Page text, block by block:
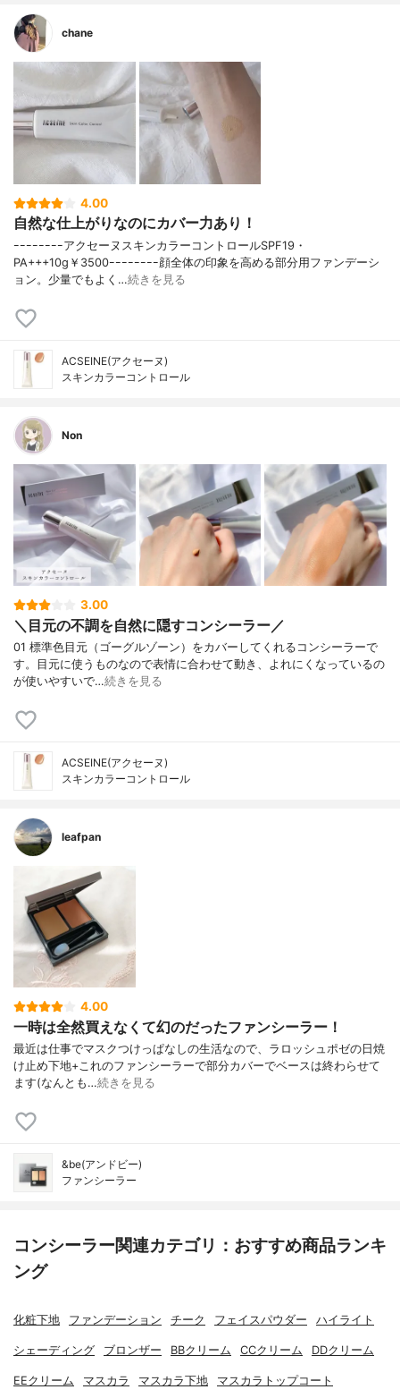
chane
4.00
自然な仕上がりなのにカバー力あり！
ｰｰｰｰｰｰｰｰアクセーヌスキンカラーコントロールSPF19・
PA+++10g￥3500ｰｰｰｰｰｰｰｰ顔全体の印象を高める部分用ファンデーシ
ョン。少量でもよく…続きを見る
ACSEINE(アクセーヌ)
スキンカラーコントロール
Non
3.00
＼目元の不調を自然に隠すコンシーラー／
01 標準色目元（ゴーグルゾーン）をカバーしてくれるコンシーラーで
す。目元に使うものなので表情に合わせて動き、よれにくなっているの
が使いやすいで…続きを見る
ACSEINE(アクセーヌ)
スキンカラーコントロール
leafpan
4.00
一時は全然買えなくて幻のだったファンシーラー！
最近は仕事でマスクつけっぱなしの生活なので、ラロッシュポゼの日焼
け止め下地+これのファンシーラーで部分カバーでベースは終わらせて
ます(なんとも…続きを見る
&be(アンドビー)
ファンシーラー
コンシーラー関連カテゴリ：おすすめ商品ランキ
ング
化粧下地 ファンデーション チーク フェイスパウダー ハイライト
シェーディング ブロンザー BBクリーム CCクリーム DDクリーム
EEクリーム マスカラ マスカラ下地 マスカラトップコート